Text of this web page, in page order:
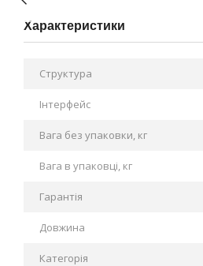
Характеристики
Cтруктура
Інтерфейс
Вага без упаковки, кг
Вага в упаковці, кг
Гарантія
Довжина
Категорія